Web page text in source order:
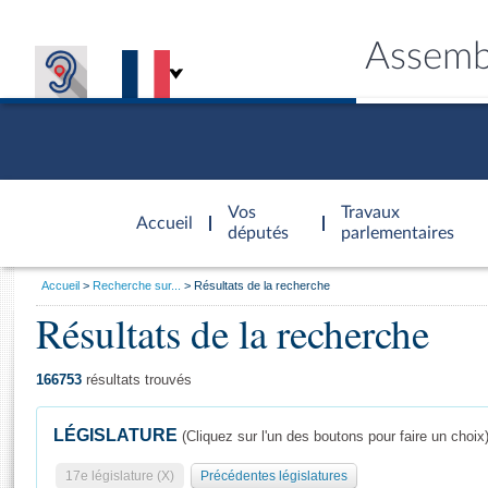
Accueil
d'accueil
Vos
députés
Travaux
parlementaires
Général
Vous
Accueil Recherche sur... Résultats de la recherche
Résultats de la recherche
166753 résultats trouvés
LÉGISLATURE (Cliquez sur l'un des boutons pour faire un choix)
17e législature (X) Précédentes législatures